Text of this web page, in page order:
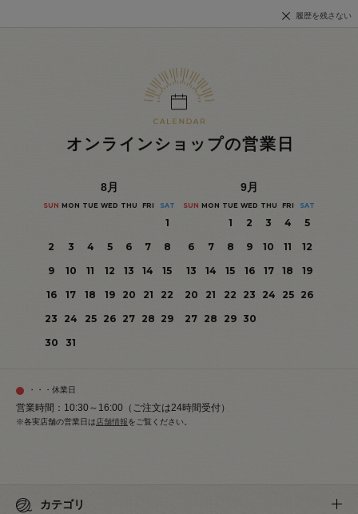
履歴を残さない
オンラインショップの営業日
8月
SUN MON TUE WED THU FRI SAT
1
2
3 4 5 6 7
8
9
10 11 12 13 14
15
16
17 18 19 20 21
22
23
24 25 26 27 28 29
30
31
9月
SUN MON TUE WED THU FRI SAT
1 2 3 4
5
6
7 8 9 10 11
12
13
14 15 16 17 18
19
20
21 22 23 24 25
26
27 28 29 30
・・・休業日
営業時間：10:30～16:00（ご注文は24時間受付）
※各実店舗の営業日は店舗情報をご覧ください。
カテゴリ